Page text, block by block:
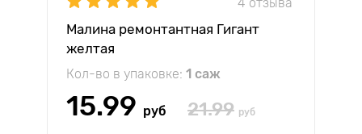
Малина ремонтантная Гигант
желтая
Кол-во в упаковке: 1 саж
15.99 руб 21.99 руб